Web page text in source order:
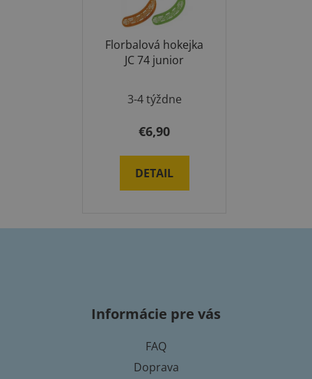
Florbalová hokejka
JC 74 junior
3-4 týždne
€6,90
DETAIL
Informácie pre vás
FAQ
Doprava